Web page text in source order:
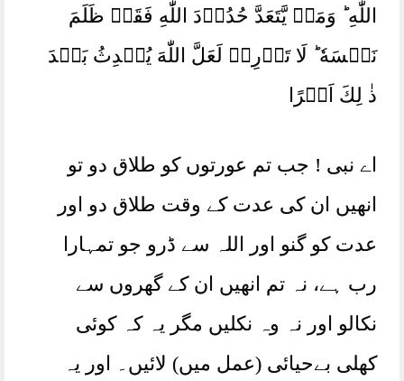
اللّٰهِ‌ ؕ وَمَنۡ يَّتَعَدَّ حُدُوۡدَ اللّٰهِ فَقَدۡ ظَلَمَ
نَفۡسَهٗ‌ ؕ لَا تَدۡرِىۡ لَعَلَّ اللّٰهَ يُحۡدِثُ بَعۡدَ
ذٰ لِكَ اَمۡرًا
اے نبی ! جب تم عورتوں کو طلاق دو تو
انھیں ان کی عدت کے وقت طلاق دو اور
عدت کو گنو اور اللہ سے ڈرو جو تمہارا
رب ہے، نہ تم انھیں ان کے گھروں سے
نکالو اور نہ وہ نکلیں مگر یہ کہ کوئی
کھلی بےحیائی (عمل میں) لائیں۔ اور یہ